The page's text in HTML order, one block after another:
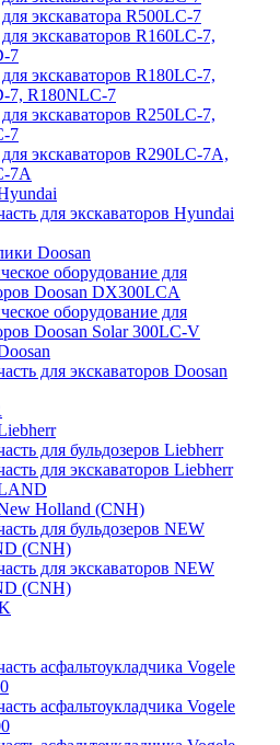
экскаватора R500LC-7
экскаваторов R160LC-7,
7
экскаваторов R180LC-7,
7, R180NLC-7
экскаваторов R250LC-7,
7
экскаваторов R290LC-7A,
7A
для экскаваторов Hyundai
Doosan
оборудование для
Doosan DX300LCA
оборудование для
Doosan Solar 300LC-V
для экскаваторов Doosan
для бульдозеров Liebherr
для экскаваторов Liebherr
Holland (CNH)
для бульдозеров NEW
(CNH)
для экскаваторов NEW
(CNH)
асфальтоукладчика Vogele
асфальтоукладчика Vogele